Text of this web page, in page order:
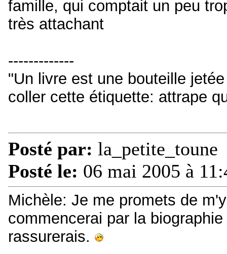
famille, qui comptait un peu
très attachant
-------------
"Un livre est une bouteille
coller cette étiquette: attrape
Posté par: la_petite_toune
Posté le: 06 mai 2005 à
Michèle: Je me promets de
commencerai par la
rassurerais.